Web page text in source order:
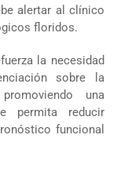
alertar al clínico
floridos.
la necesidad
sobre la
una
permita reducir
funcional